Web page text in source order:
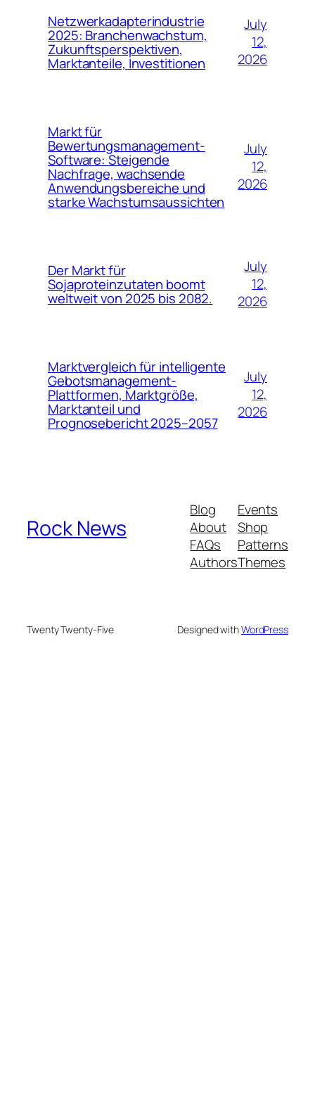
Netzwerkadapterindustrie
2025: Branchenwachstum,
Zukunftsperspektiven,
Marktanteile, Investitionen
July
12,
2026
Markt für
Bewertungsmanagement-
Software: Steigende
Nachfrage, wachsende
Anwendungsbereiche und
starke Wachstumsaussichten
July
12,
2026
Der Markt für
Sojaproteinzutaten boomt
weltweit von 2025 bis 2082.
July
12,
2026
Marktvergleich für intelligente
Gebotsmanagement-
Plattformen, Marktgröße,
Marktanteil und
Prognosebericht 2025–2057
July
12,
2026
Rock News
Blog
About
FAQs
Authors
Events
Shop
Patterns
Themes
Twenty Twenty-Five Designed withWordPress